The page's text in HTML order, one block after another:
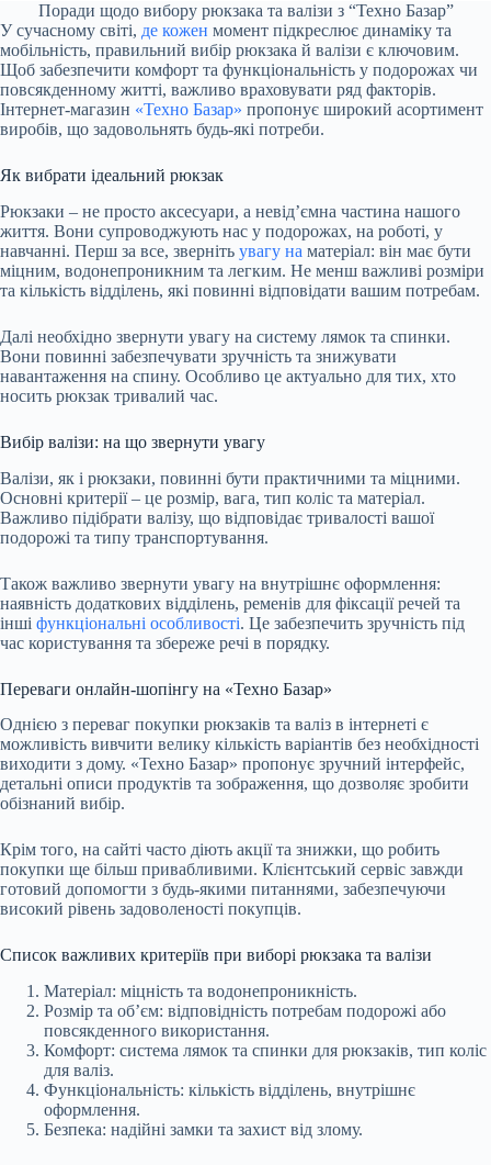
Поради щодо вибору рюкзака та валізи з “Техно Базар”
У сучасному світі, де кожен момент підкреслює динаміку та
мобільність, правильний вибір рюкзака й валізи є ключовим.
Щоб забезпечити комфорт та функціональність у подорожах чи
повсякденному житті, важливо враховувати ряд факторів.
Інтернет-магазин «Техно Базар» пропонує широкий асортимент
виробів, що задовольнять будь-які потреби.
Як вибрати ідеальний рюкзак
Рюкзаки – не просто аксесуари, а невід’ємна частина нашого
життя. Вони супроводжують нас у подорожах, на роботі, у
навчанні. Перш за все, зверніть увагу на матеріал: він має бути
міцним, водонепроникним та легким. Не менш важливі розміри
та кількість відділень, які повинні відповідати вашим потребам.
Далі необхідно звернути увагу на систему лямок та спинки.
Вони повинні забезпечувати зручність та знижувати
навантаження на спину. Особливо це актуально для тих, хто
носить рюкзак тривалий час.
Вибір валізи: на що звернути увагу
Валізи, як і рюкзаки, повинні бути практичними та міцними.
Основні критерії – це розмір, вага, тип коліс та матеріал.
Важливо підібрати валізу, що відповідає тривалості вашої
подорожі та типу транспортування.
Також важливо звернути увагу на внутрішнє оформлення:
наявність додаткових відділень, ременів для фіксації речей та
інші функціональні особливості. Це забезпечить зручність під
час користування та збереже речі в порядку.
Переваги онлайн-шопінгу на «Техно Базар»
Однією з переваг покупки рюкзаків та валіз в інтернеті є
можливість вивчити велику кількість варіантів без необхідності
виходити з дому. «Техно Базар» пропонує зручний інтерфейс,
детальні описи продуктів та зображення, що дозволяє зробити
обізнаний вибір.
Крім того, на сайті часто діють акції та знижки, що робить
покупки ще більш привабливими. Клієнтський сервіс завжди
готовий допомогти з будь-якими питаннями, забезпечуючи
високий рівень задоволеності покупців.
Список важливих критеріїв при виборі рюкзака та валізи
Матеріал: міцність та водонепроникність.
Розмір та об’єм: відповідність потребам подорожі або
повсякденного використання.
Комфорт: система лямок та спинки для рюкзаків, тип коліс
для валіз.
Функціональність: кількість відділень, внутрішнє
оформлення.
Безпека: надійні замки та захист від злому.